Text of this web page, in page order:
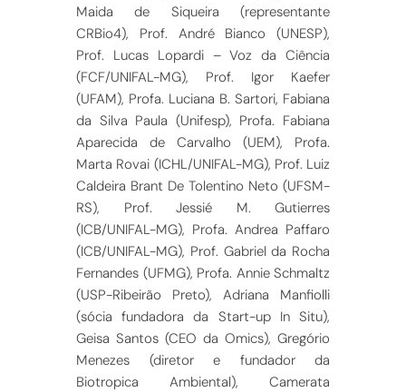
Maida de Siqueira (representante
CRBio4), Prof. André Bianco (UNESP),
Prof. Lucas Lopardi – Voz da Ciência
(FCF/UNIFAL-MG), Prof. Igor Kaefer
(UFAM), Profa. Luciana B. Sartori, Fabiana
da Silva Paula (Unifesp), Profa. Fabiana
Aparecida de Carvalho (UEM), Profa.
Marta Rovai (ICHL/UNIFAL-MG), Prof. Luiz
Caldeira Brant De Tolentino Neto (UFSM-
RS), Prof. Jessié M. Gutierres
(ICB/UNIFAL-MG), Profa. Andrea Paffaro
(ICB/UNIFAL-MG), Prof. Gabriel da Rocha
Fernandes (UFMG), Profa. Annie Schmaltz
(USP-Ribeirão Preto), Adriana Manfiolli
(sócia fundadora da Start-up In Situ),
Geisa Santos (CEO da Omics), Gregório
Menezes (diretor e fundador da
Biotropica Ambiental), Camerata